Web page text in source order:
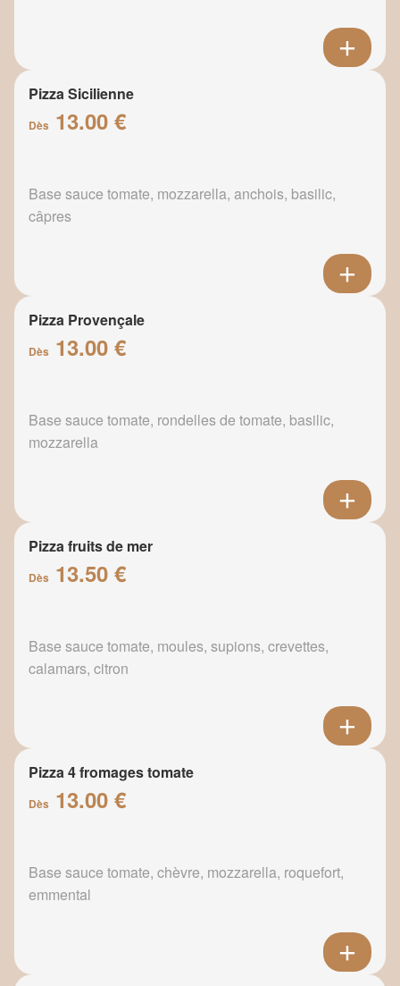
Pizza Sicilienne
Dès 13.00 €
Base sauce tomate, mozzarella, anchois, basilic,
câpres
Pizza Provençale
Dès 13.00 €
Base sauce tomate, rondelles de tomate, basilic,
mozzarella
Pizza fruits de mer
Dès 13.50 €
Base sauce tomate, moules, supions, crevettes,
calamars, citron
Pizza 4 fromages tomate
Dès 13.00 €
Base sauce tomate, chèvre, mozzarella, roquefort,
emmental